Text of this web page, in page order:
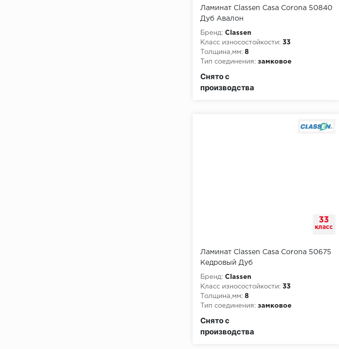
Ламинат Classen Casa Corona 50840
Дуб Авалон
Бренд: Classen
Класс износостойкости: 33
Толщина,мм: 8
Тип соединения: замковое
Снято с
производства
33
класс
Ламинат Classen Casa Corona 50675
Кедровый Дуб
Бренд: Classen
Класс износостойкости: 33
Толщина,мм: 8
Тип соединения: замковое
Снято с
производства